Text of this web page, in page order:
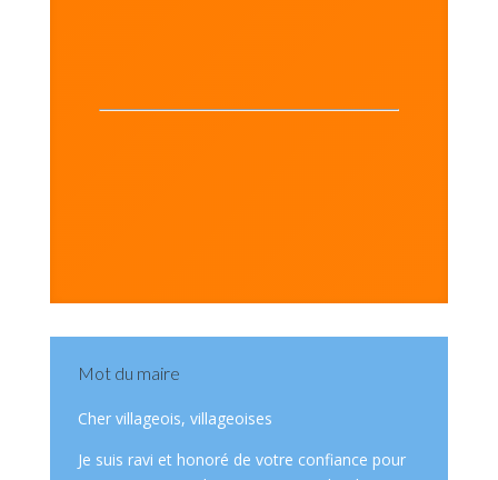
Mot du maire
Cher villageois, villageoises
Je suis ravi et honoré de votre confiance pour